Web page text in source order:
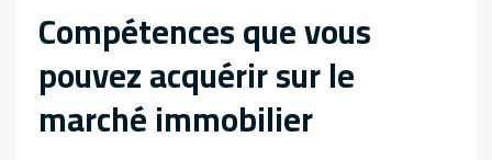
Compétences que vous
pouvez acquérir sur le
marché immobilier